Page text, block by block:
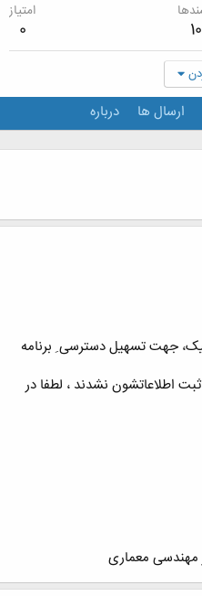
10
امتیاز
0
ارسال ها درباره
جهت تسهیل دسترسی ِ برنامه
اطلاعاتشون نشدند ، لطفا در
مهندسی معماری